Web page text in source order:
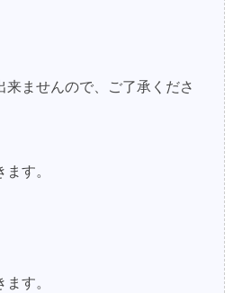
ませんので、ご了承くださ
す。
す。